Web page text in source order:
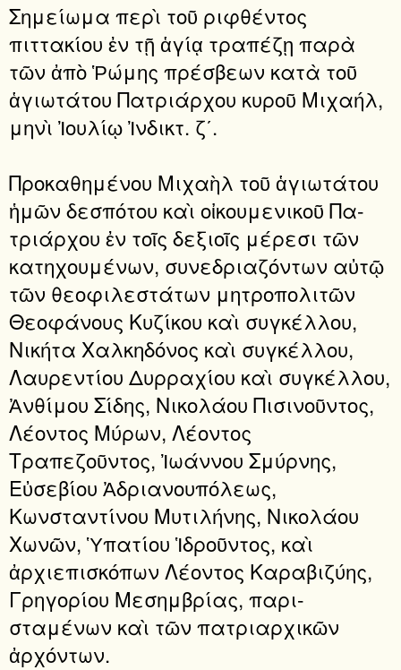
Σημείωμα περὶ τοῦ ριφθέντος
πιττακίου ἐν τῇ ἁγίᾳ τραπέζῃ παρὰ
τῶν ἀπὸ Ῥώμης πρέσβεων κατὰ τοῦ
ἁγιωτάτου Πατριάρχου κυροῦ Μιχαήλ,
μηνὶ Ἰουλίῳ Ἰνδικτ. ζ΄.
Προκαθημένου Μιχαὴλ τοῦ ἁγιωτάτου
ἡμῶν δεσπότου καὶ οἰκουμενικοῦ Πα­
τριάρχου ἐν τοῖς δεξιοῖς μέρεσι τῶν
κατηχουμένων, συνεδριαζόντων αὐτῷ
τῶν θεοφιλεστάτων μητροπολιτῶν
Θεοφάνους Κυζίκου καὶ συγκέλλου,
Νικήτα Χαλκηδόνος καὶ συγκέλλου,
Λαυρεντίου Δυρραχίου καὶ συγκέλλου,
Ἀνθίμου Σίδης, Νικολάου Πισινοῦντος,
Λέοντος Μύρων, Λέοντος
Τραπεζοῦντος, Ἰωάννου Σμύρνης,
Εὐσεβίου Ἀδριανουπόλεως,
Κωνσταντίνου Μυτιλήνης, Νικολάου
Χωνῶν, Ὑπατίου Ἱδροῦντος, καὶ
ἀρχιεπισκόπων Λέοντος Καραβιζύης,
Γρηγορίου Μεσημβρίας, παρι­
σταμένων καὶ τῶν πατριαρχικῶν
ἀρχόντων.